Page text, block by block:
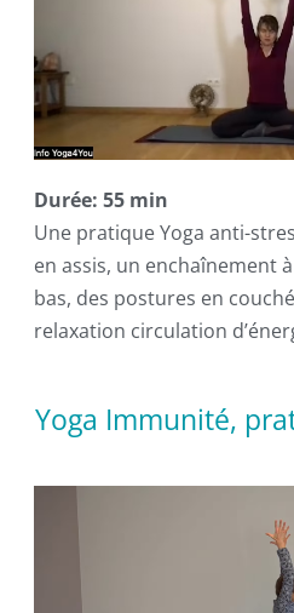
Durée: 55 min
Une pratique Yoga anti-
en assis, un enchaînement
bas, des postures en
relaxation circulation
Yoga Immunité,